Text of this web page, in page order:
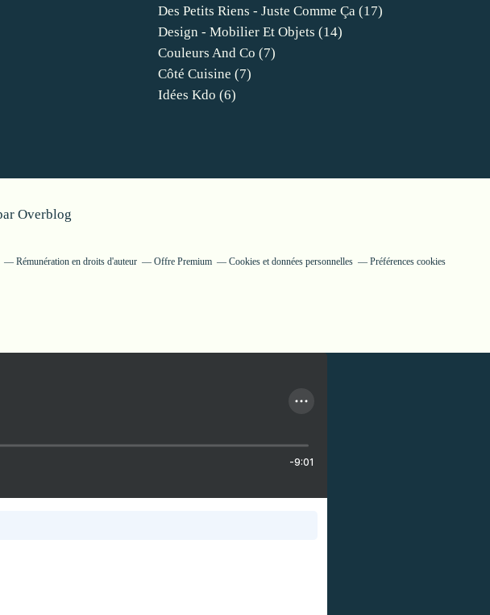
Des Petits Riens - Juste Comme Ça (17)
Design - Mobilier Et Objets (14)
Couleurs And Co (7)
Côté Cuisine (7)
Idées Kdo (6)
Overblog
Rémunération en droits d'auteur Offre Premium Cookies et données personnelles Préférences cookies
-9:01